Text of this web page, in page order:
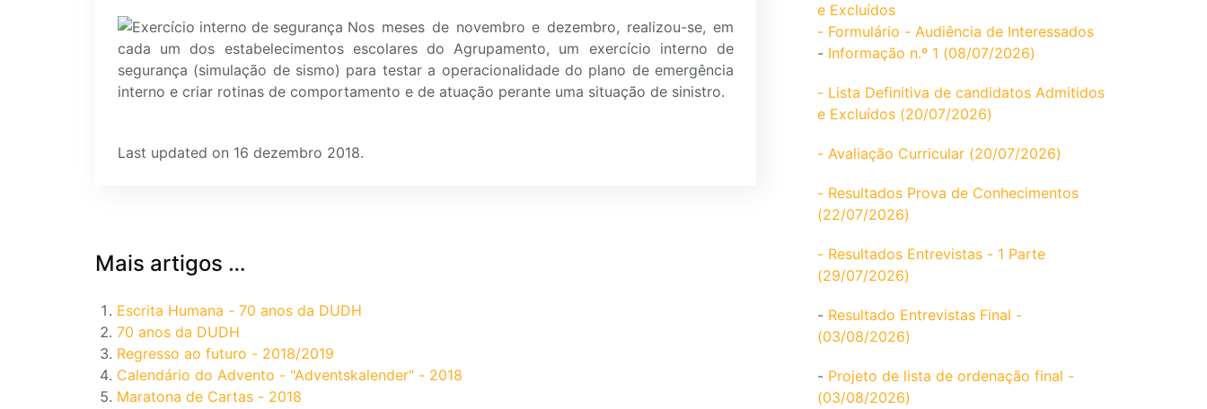
Nos meses de novembro e dezembro, realizou-se, em
cada um dos estabelecimentos escolares do Agrupamento, um exercício interno de
segurança (simulação de sismo) para testar a operacionalidade do plano de emergência
interno e criar rotinas de comportamento e de atuação perante uma situação de sinistro.
Last updated on 16 dezembro 2018.
Mais artigos …
Escrita Humana - 70 anos da DUDH
70 anos da DUDH
Regresso ao futuro - 2018/2019
Calendário do Advento - "Adventskalender" - 2018
Maratona de Cartas - 2018
e Excluídos
- Formulário - Audiência de Interessados
- Informação n.º 1 (08/07/2026)
- Lista Definitiva de candidatos Admitidos
e Excluídos (20/07/2026)
- Avaliação Curricular (20/07/2026)
- Resultados Prova de Conhecimentos
(22/07/2026)
- Resultados Entrevistas - 1 Parte
(29/07/2026)
- Resultado Entrevistas Final -
(03/08/2026)
- Projeto de lista de ordenação final -
(03/08/2026)